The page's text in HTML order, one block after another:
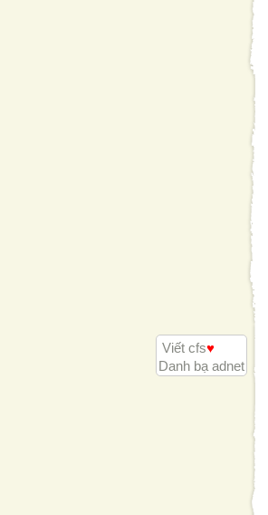
Viết cfs♥
Danh bạ adnet